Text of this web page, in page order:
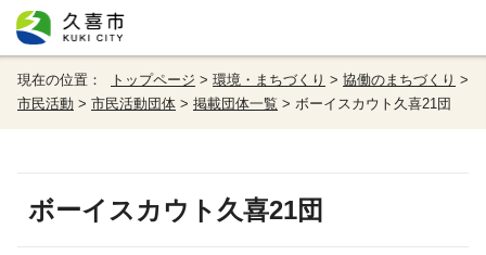
現在の位置： トップページ > 環境・まちづくり > 協働のまちづくり >
市民活動 > 市民活動団体 > 掲載団体一覧 > ボーイスカウト久喜21団
ボーイスカウト久喜21団